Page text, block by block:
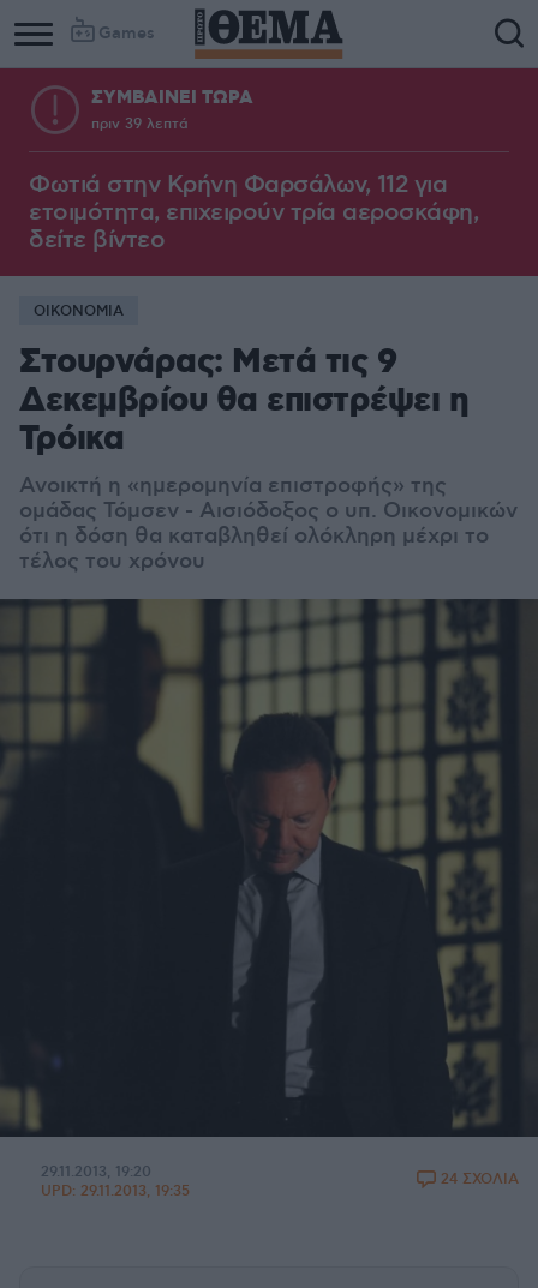
Games
Column
1
Column
2
ΣΥΜΒΑΙΝΕΙ ΤΩΡΑ
πριν 39 λεπτά
Φωτιά στην Κρήνη Φαρσάλων, 112 για
ετοιμότητα, επιχειρούν τρία αεροσκάφη,
δείτε βίντεο
ΟΙΚΟΝΟΜΙΑ
Στουρνάρας: Μετά τις 9
Δεκεμβρίου θα επιστρέψει η
Τρόικα
Ανοικτή η «ημερομηνία επιστροφής» της
ομάδας Τόμσεν - Αισιόδοξος ο υπ. Οικονομικών
ότι η δόση θα καταβληθεί ολόκληρη μέχρι το
τέλος του χρόνου
29.11.2013, 19:20
UPD: 29.11.2013, 19:35
24 ΣΧΟΛΙΑ